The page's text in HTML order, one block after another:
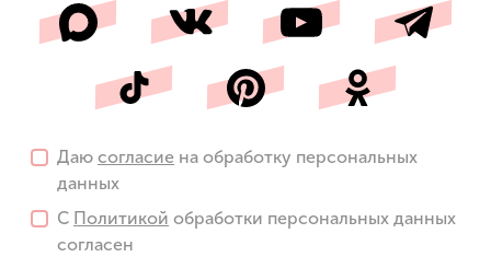
Даю согласие на обработку персональных
данных
С Политикой обработки персональных данных
согласен